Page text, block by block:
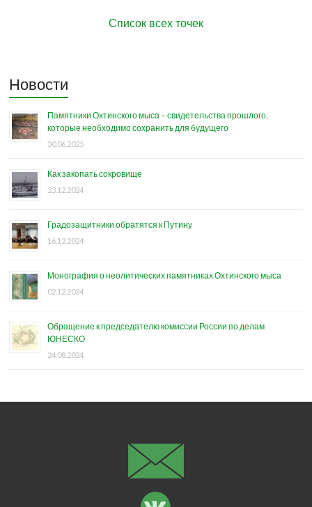
Список всех точек
Новости
Памятники Охтинского мыса – свидетельства прошлого,
которые необходимо сохранить для будущего
30.06.2025
Как закопать сокровище
23.12.2024
Градозащитники обратятся к Путину
16.12.2024
Монография о неолитических памятниках Охтинского мыса
02.12.2024
Обращение к председателю комиссии России по делам
ЮНЕСКО
24.08.2024